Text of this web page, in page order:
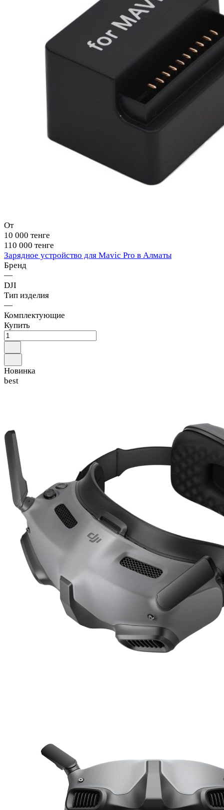
От
10 000 тенге
110 000 тенге
Зарядное устройство для Mavic Pro в Алматы
Бренд
—
DJI
Тип изделия
—
Комплектующие
Купить
Новинка
best